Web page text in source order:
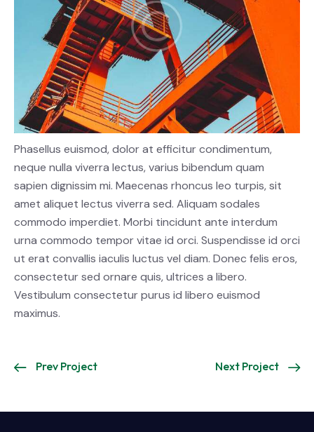
Phasellus euismod, dolor at efficitur condimentum,
neque nulla viverra lectus, varius bibendum quam
sapien dignissim mi. Maecenas rhoncus leo turpis, sit
amet aliquet lectus viverra sed. Aliquam sodales
commodo imperdiet. Morbi tincidunt ante interdum
urna commodo tempor vitae id orci. Suspendisse id orci
ut erat convallis iaculis luctus vel diam. Donec felis eros,
consectetur sed ornare quis, ultrices a libero.
Vestibulum consectetur purus id libero euismod
maximus.
Prev Project Next Project